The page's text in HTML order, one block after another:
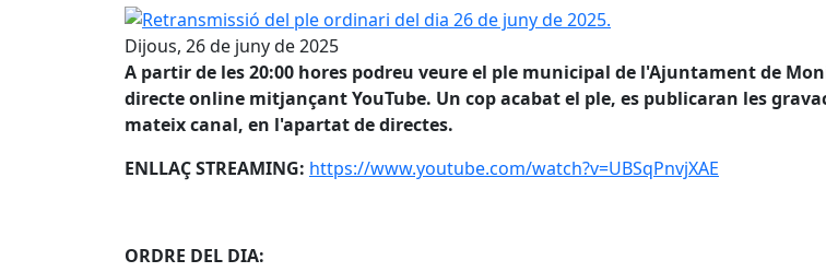
Retransmissió del ple ordinari del dia 26 de juny de 2025.
Dijous, 26 de juny de 2025
A partir de les 20:00 hores podreu veure el ple municipal de l'Ajuntament de
directe online mitjançant YouTube. Un cop acabat el ple, es publicaran les
mateix canal, en l'apartat de directes.
ENLLAÇ STREAMING: https://www.youtube.com/watch?v=UBSqPnvjXAE
ORDRE DEL DIA: